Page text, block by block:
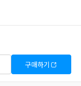
구매하기